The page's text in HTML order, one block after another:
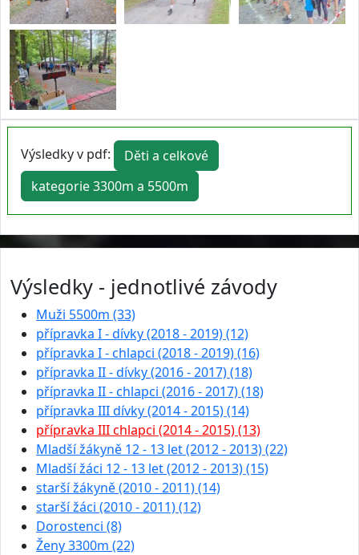
Výsledky v pdf:
Děti a celkové
kategorie 3300m a 5500m
Výsledky - jednotlivé závody
Muži 5500m (33)
přípravka I - dívky (2018 - 2019) (12)
přípravka I - chlapci (2018 - 2019) (16)
přípravka II - dívky (2016 - 2017) (18)
přípravka II - chlapci (2016 - 2017) (18)
přípravka III dívky (2014 - 2015) (14)
přípravka III chlapci (2014 - 2015) (13)
Mladší žákyně 12 - 13 let (2012 - 2013) (22)
Mladší žáci 12 - 13 let (2012 - 2013) (15)
starší žákyně (2010 - 2011) (14)
starší žáci (2010 - 2011) (12)
Dorostenci (8)
Ženy 3300m (22)